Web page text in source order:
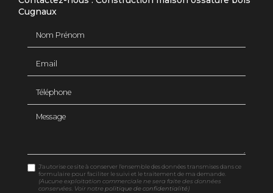
Cugnaux
Message
J'autorise ce site à conserver l'ensemble des données transmises dans ce
formulaire pour faciliter le suivi et le traitement de ma demande.
(Aucune exploitation commerciale ne sera faite des données
conservées. Voir notre politique de confidentialité)